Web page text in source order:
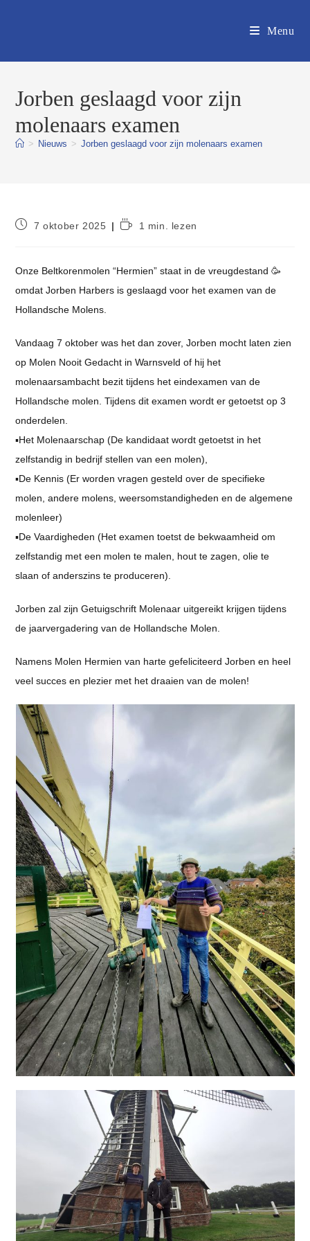
Menu
Jorben geslaagd voor zijn
molenaars examen
> Nieuws > Jorben geslaagd voor zijn molenaars examen
Bericht7 oktober 2025 Leestijd:1 min. lezen
Onze Beltkorenmolen “Hermien” staat in de vreugdestand 🥳
omdat Jorben Harbers is geslaagd voor het examen van de
Hollandsche Molens.
Vandaag 7 oktober was het dan zover, Jorben mocht laten zien
op Molen Nooit Gedacht in Warnsveld of hij het
molenaarsambacht bezit tijdens het eindexamen van de
Hollandsche molen. Tijdens dit examen wordt er getoetst op 3
onderdelen.
▪️Het Molenaarschap (De kandidaat wordt getoetst in het
zelfstandig in bedrijf stellen van een molen),
▪️De Kennis (Er worden vragen gesteld over de specifieke
molen, andere molens, weersomstandigheden en de algemene
molenleer)
▪️De Vaardigheden (Het examen toetst de bekwaamheid om
zelfstandig met een molen te malen, hout te zagen, olie te
slaan of anderszins te produceren).
Jorben zal zijn Getuigschrift Molenaar uitgereikt krijgen tijdens
de jaarvergadering van de Hollandsche Molen.
Namens Molen Hermien van harte gefeliciteerd Jorben en heel
veel succes en plezier met het draaien van de molen!